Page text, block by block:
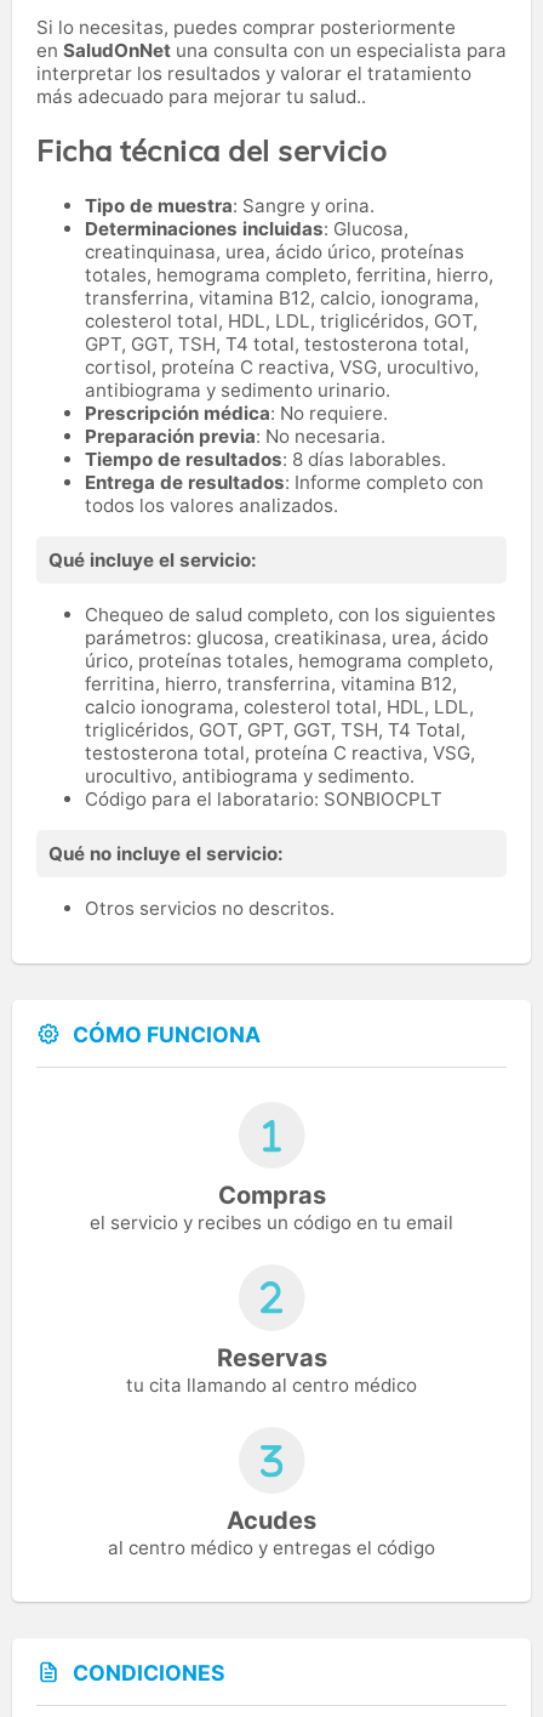
Si lo necesitas, puedes comprar posteriormente
en SaludOnNet una consulta con un especialista para
interpretar los resultados y valorar el tratamiento
más adecuado para mejorar tu salud..
Ficha técnica del servicio
Tipo de muestra: Sangre y orina.
Determinaciones incluidas: Glucosa,
creatinquinasa, urea, ácido úrico, proteínas
totales, hemograma completo, ferritina, hierro,
transferrina, vitamina B12, calcio, ionograma,
colesterol total, HDL, LDL, triglicéridos, GOT,
GPT, GGT, TSH, T4 total, testosterona total,
cortisol, proteína C reactiva, VSG, urocultivo,
antibiograma y sedimento urinario.
Prescripción médica: No requiere.
Preparación previa: No necesaria.
Tiempo de resultados: 8 días laborables.
Entrega de resultados: Informe completo con
todos los valores analizados.
Qué incluye el servicio:
Chequeo de salud completo, con los siguientes
parámetros: glucosa, creatikinasa, urea, ácido
úrico, proteínas totales, hemograma completo,
ferritina, hierro, transferrina, vitamina B12,
calcio ionograma, colesterol total, HDL, LDL,
triglicéridos, GOT, GPT, GGT, TSH, T4 Total,
testosterona total, proteína C reactiva, VSG,
urocultivo, antibiograma y sedimento.
Código para el laboratario: SONBIOCPLT
Qué no incluye el servicio:
Otros servicios no descritos.
CÓMO FUNCIONA
Compras
el servicio y recibes un código en tu email
Reservas
tu cita llamando al centro médico
Acudes
al centro médico y entregas el código
CONDICIONES